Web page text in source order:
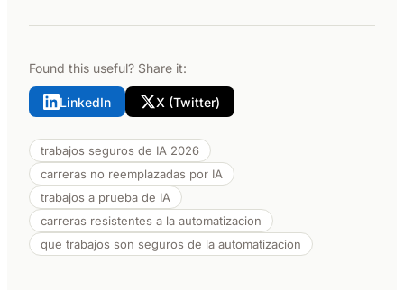
Found this useful? Share it:
LinkedIn X (Twitter)
trabajos seguros de IA 2026
carreras no reemplazadas por IA
trabajos a prueba de IA
carreras resistentes a la automatizacion
que trabajos son seguros de la automatizacion